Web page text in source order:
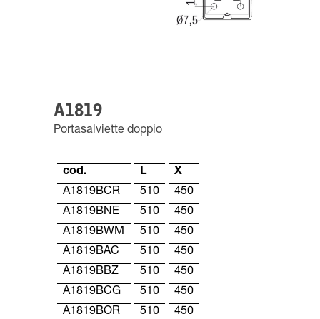
A1819
Portasalviette doppio
cod. L
X
A1819BCR
510
450
A1819BNE
510
450
A1819BWM
510
450
A1819BAC
510
450
A1819BBZ
510
450
A1819BCG
510
450
A1819BOR
510
450